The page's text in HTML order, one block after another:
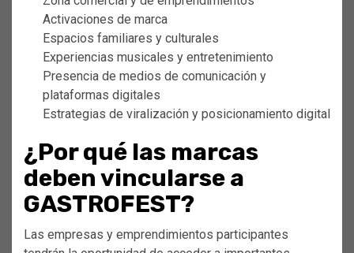
Activaciones de marca
Espacios familiares y culturales
Experiencias musicales y entretenimiento
Presencia de medios de comunicación y
plataformas digitales
Estrategias de viralización y posicionamiento digital
¿Por qué las marcas
deben vincularse a
GASTROFEST?
Las empresas y emprendimientos participantes